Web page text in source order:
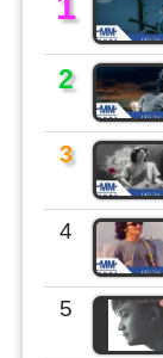
2
3
4
5